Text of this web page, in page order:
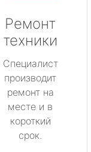
Ремонт
техники
Специалист
производит
ремонт на
месте и в
короткий
срок.